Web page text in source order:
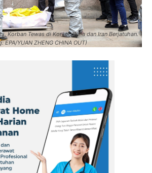
Korban Tewas di Korsel, Italia dan Iran Berjatuhan.
EPA/YUAN ZHENG CHINA OUT)